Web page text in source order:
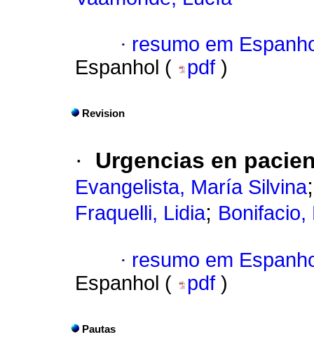
· resumo em
Espanhol (
pdf )
Revision
· Urgencias en
Evangelista, María Silvina
Fraquelli, Lidia; Bonifacio,
· resumo em
Espanhol (
pdf )
Pautas